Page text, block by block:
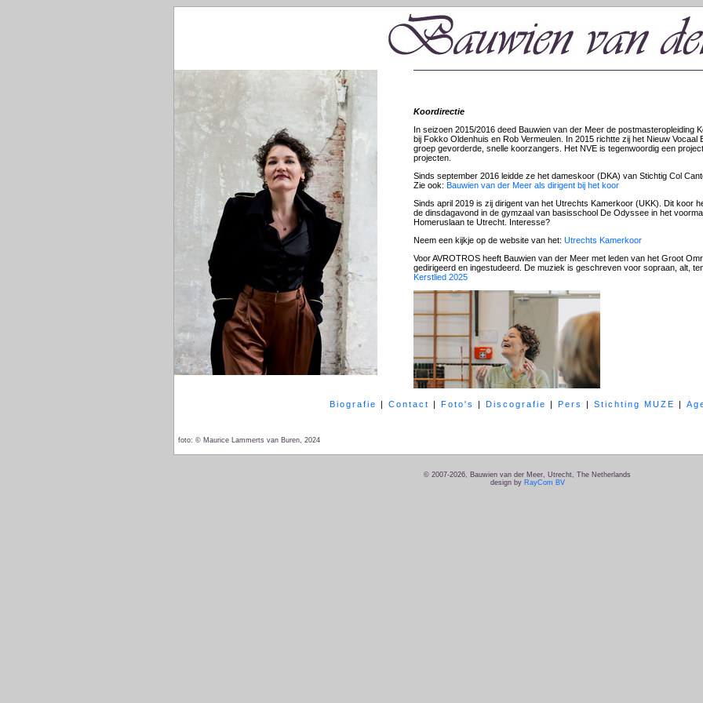
Koordirectie
In seizoen 2015/2016 deed Bauwien van der Meer de postmasteropleiding
bij Fokko Oldenhuis en Rob Vermeulen. In 2015 richtte zij het Nieuw
groep gevorderde, snelle koorzangers. Het NVE is tegenwoordig een
projecten.
Sinds september 2016 leidde ze het dameskoor (DKA) van Stichtig Col
Zie ook: Bauwien van der Meer als dirigent bij het koor
Sinds april 2019 is zij dirigent van het Utrechts Kamerkoor (UKK). Dit koor
de dinsdagavond in de gymzaal van basisschool De Odyssee in het
Homeruslaan te Utrecht. Interesse?
Neem een kijkje op de website van het: Utrechts Kamerkoor
Voor AVROTROS heeft Bauwien van der Meer met leden van het Groot
gedirigeerd en ingestudeerd. De muziek is geschreven voor sopraan, alt,
Kerstlied 2025
Biografie | Contact | Foto's | Discografie | Pers | Stichting MUZE |
foto: © Maurice Lammerts van Buren, 2024
© 2007-2026, Bauwien van der Meer, Utrecht, The Netherlands
design by RayCom BV